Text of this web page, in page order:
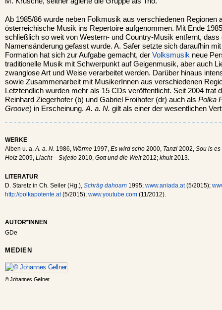
Ab 1985/86 wurde neben Folkmusik aus verschiedenen Regionen
österreichische Musik ins Repertoire aufgenommen. Mit Ende
schließlich so weit von Western- und Country-Musik entfernt,
Namensänderung gefasst wurde. A. Safer setzte sich daraufhin
Formation hat sich zur Aufgabe gemacht, der Volksmusik neue
traditionelle Musik mit Schwerpunkt auf Geigenmusik, aber auch
zwanglose Art und Weise verarbeitet werden. Darüber hinaus
sowie Zusammenarbeit mit MusikerInnen aus verschiedenen
Letztendlich wurden mehr als 15 CDs veröffentlicht. Seit 2004 trat
Reinhard Ziegerhofer (b) und Gabriel Froihofer (dr) auch als Polka
Groove) in Erscheinung. A. a. N. gilt als einer der wesentlichen
WERKE
Alben u. a. A. a. N. 1986, Wärme 1997, Es wird scho 2000, Tanzl 2002, Sou is
Holz 2009, Liacht – Svjetlo 2010, Gott und die Welt2012; khult2013.
LITERATUR
D. Staretz in Ch. Seiler (Hg.), Schräg dahoam 1995; www.aniada.at(5/2015);
http://polkapotente.at(5/2015); www.youtube.com (11/2012).
AUTOR*INNEN
GDe
MEDIEN
© Johannes Gellner